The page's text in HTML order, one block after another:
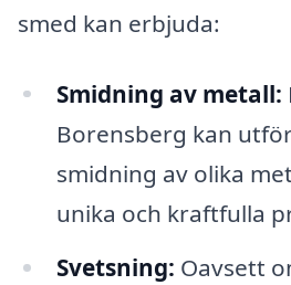
smed kan erbjuda:
Smidning av metall:
Borensberg kan
smidning av olika
unika och kraftfulla
Svetsning: Oavsett